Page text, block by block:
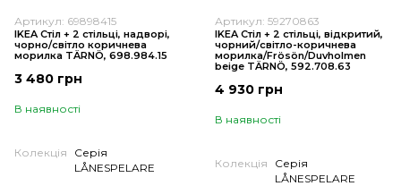
Артикул: 69898415
IKEA Стіл + 2 стільці, надворі,
чорно/світло коричнева
морилка TÄRNÖ, 698.984.15
3 480 грн
В наявності
Колекція
Серія
LÅNESPELARE
Артикул: 59270863
IKEA Стіл + 2 стільці, відкритий,
чорний/світло-коричнева
морилка/Frösön/Duvholmen
beige TÄRNÖ, 592.708.63
4 930 грн
В наявності
Колекція
Серія
LÅNESPELARE